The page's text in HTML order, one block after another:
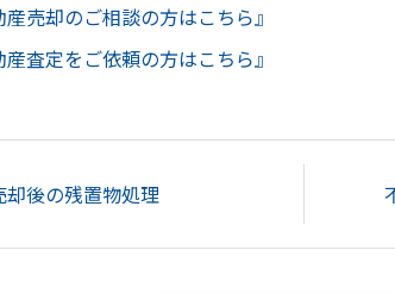
売却のご相談の方はこちら』
査定をご依頼の方はこちら』
却後の残置物処理